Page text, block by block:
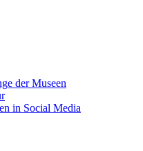
der Museen
in Social Media